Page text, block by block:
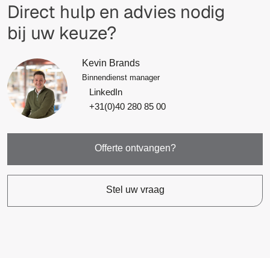
Direct hulp en advies nodig
bij uw keuze?
Kevin Brands
Binnendienst manager
LinkedIn
+31(0)40 280 85 00
Offerte ontvangen?
Stel uw vraag